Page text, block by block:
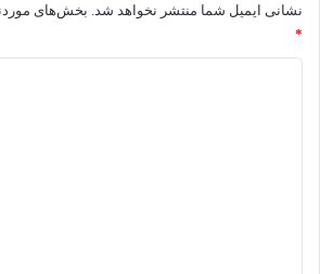
نشانی ایمیل شما منتشر نخواهد شد. بخش‌های
*